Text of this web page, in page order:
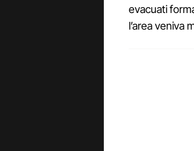
evacuati
l’area veniva